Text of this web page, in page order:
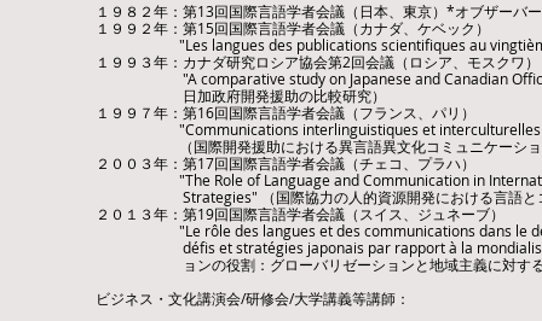
１９８２年：第13回国際言語学者会議（日本、東京）*オブザーバ
１９９２年：第15回国際言語学者会議（カナダ、ケベック）
"Les langues des publications scientifiques au vingtième
１９９３年：カナダ研究ロシア協会第2回会議（ロシア、モスクワ）
"A comparative study on Japanese and Canadian Official
​ 日加政府開発援助の比較研究）
１９９７年：第16回国際言語学者会議（フランス、パリ）
"Communications interlinguistiques et interculturelles
（国際開発援助における異言語異文化コミュニケーショ
​２００３年：第17回国際言語学者会議（チェコ、プラハ）
"The Role of Language and Communication in
Strategies" （国際協力の人的資源開発における言語とコミ
２０１３年：第19回国際言語学者会議（スイス、ジュネーブ）
"Le rôle des langues et des communications dans le
défis et stratégies japonais par rapport à la mondialisation
ョンの役割：グローバリゼーションと地域主義に対する
ビジネス・文化講演会/研修会/大学講義等講師：